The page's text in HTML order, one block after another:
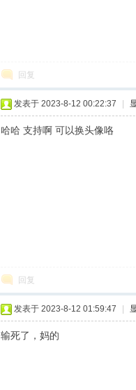
回复
发表于 2023-8-12 00:22:37
哈哈 支持啊 可以换头像咯
回复
发表于 2023-8-12 01:59:47
输死了，妈的